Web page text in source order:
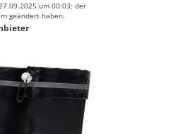
um 00:03; der
geändert haben.